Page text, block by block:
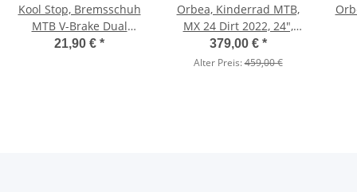
Kool Stop, Bremsschuh
MTB V-Brake Dual
Compound, 1 Paar
21,90 € *
Orbea, Kinderrad MTB,
MX 24 Dirt 2022, 24",
gelb
379,00 € *
Alter Preis:459,00 €